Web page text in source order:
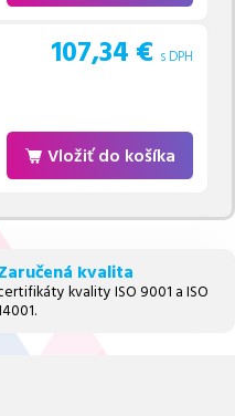
107,34 € s DPH
Vložiť do košíka
kvalita
kvality ISO 9001 a ISO